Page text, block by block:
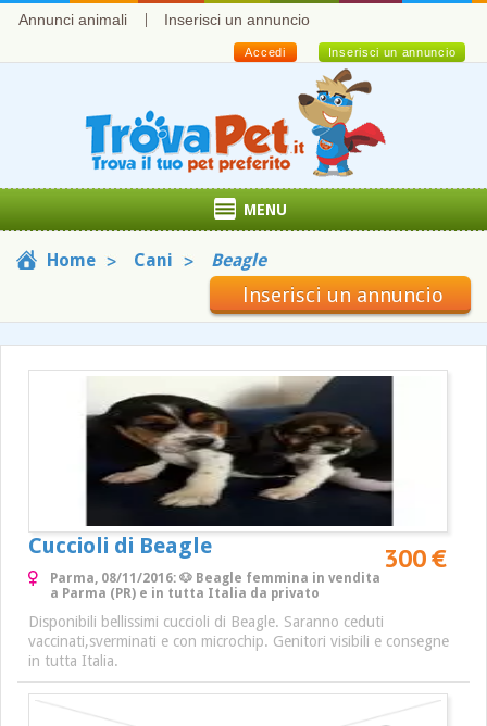
Annunci animali Inserisci un annuncio
Inserisci un annuncio
Accedi
MENU
Home Cani Beagle
Inserisci un annuncio
Cuccioli di Beagle 300 €
Parma, 08/11/2016: 🐶 Beagle femmina in vendita
a Parma (PR) e in tutta Italia da privato
Disponibili bellissimi cuccioli di Beagle. Saranno ceduti
vaccinati,sverminati e con microchip. Genitori visibili e consegne
in tutta Italia.